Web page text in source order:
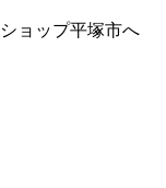
ョップ平塚市へ